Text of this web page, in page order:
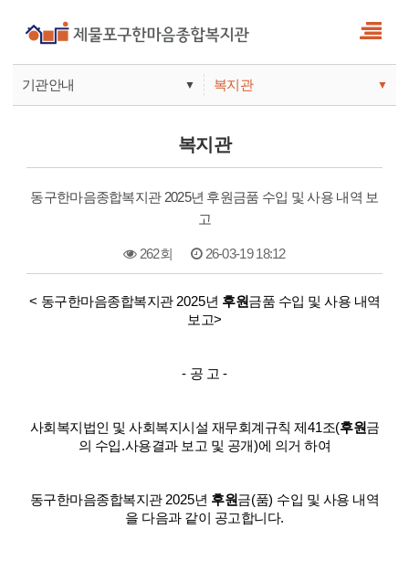
기관안내 ▼
기관안내
복지관 ▼
주간보호
복지관
동구한마음종합복지관 2025년 후원금품 수입 및 사용 내역 보
고
262회 26-03-19 18:12
본문
< 동구한마음종합복지관 2025년 후원금품 수입 및 사용 내역
보고>
- 공 고 -
사회복지법인 및 사회복지시설 재무회계규칙 제 41조(후원금
의 수입.사용결과 보고 및 공개)에 의거 하여
동구한마음종합복지관 2025년 후원금(품) 수입 및 사용 내역
을 다음과 같이 공고합니다.